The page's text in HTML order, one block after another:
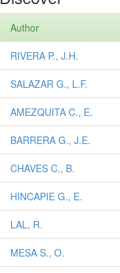
Author
RIVERA P., J.H.
SALAZAR G., L.F.
AMEZQUITA C., E.
BARRERA G., J.E.
CHAVES C., B.
HINCAPIE G., E.
LAL, R.
MESA S., O.